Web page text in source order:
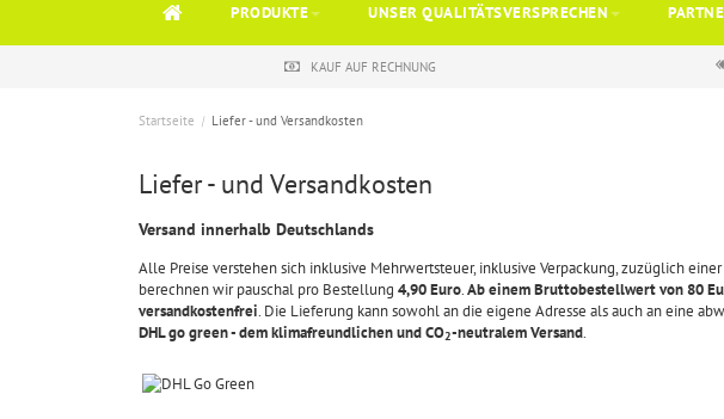
PRODUKTE UNSER QUALITÄTSVERSPRECHEN
KAUF AUF RECHNUNG
Startseite / Liefer - und Versandkosten
Liefer - und Versandkosten
Versand innerhalb Deutschlands
Alle Preise verstehen sich inklusive Mehrwertsteuer, inklusive Verpackung, zuzüglich einer
berechnen wir pauschal pro Bestellung 4,90 Euro.Ab einem Bruttobestellwert von 80
versandkostenfrei. Die Lieferung kann sowohl an die eigene Adresse als auch an eine
DHL go green - dem klimafreundlichen und CO2-neutralem Versand.